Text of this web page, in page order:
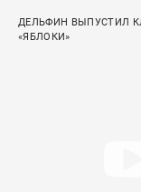
ДЕЛЬФИН ВЫПУСТИЛ
«ЯБЛОКИ»